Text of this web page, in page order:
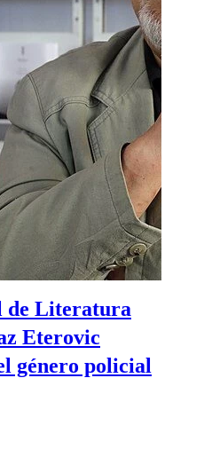
de Literatura
Eterovic
género policial